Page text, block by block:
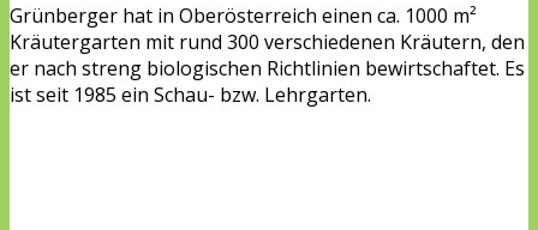
Grünberger hat in Oberösterreich einen ca. 1000 m²
Kräutergarten mit rund 300 verschiedenen Kräutern, den
er nach streng biologischen Richtlinien bewirtschaftet. Es
ist seit 1985 ein Schau- bzw. Lehrgarten.